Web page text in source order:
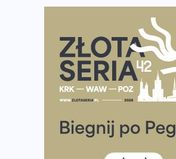
Ile razy w tygodniu biegać? 3 treningi
często biegać, żeby robić postępy
Już w ten weekend! Przed nami
i Półmaraton Szczeciński. Wszystko,
European Marathon Classics – jak
listach startowych są jeszcze wolne
Jaki smartwatch dla biegaczy, którzy